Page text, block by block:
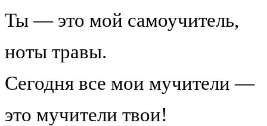
Ты — это мой самоучитель,
ноты травы.
Сегодня все мои мучители —
это мучители твои!